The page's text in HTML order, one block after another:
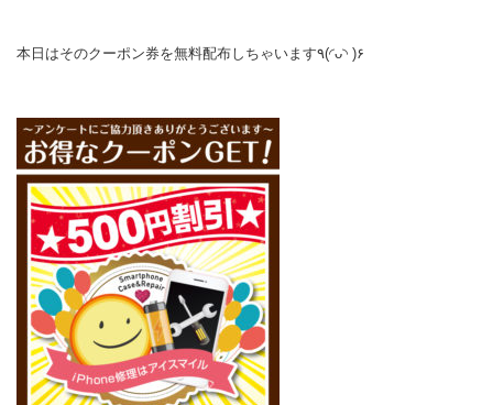
本日はそのクーポン券を無料配布しちゃいます٩(◜ᴗ◝ )۶